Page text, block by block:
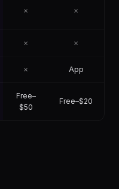
✗ ✗
✗ ✗
✗ App
Free–
$50
Free–$20